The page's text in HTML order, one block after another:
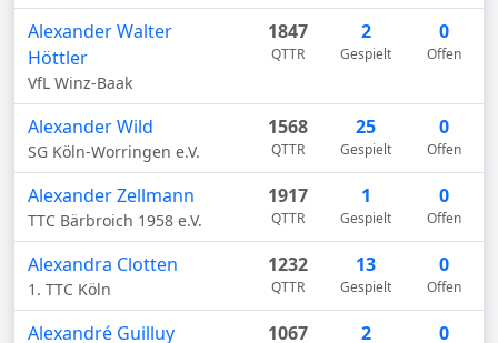
Alexander Walter
Höttler
VfL Winz-Baak
1847
QTTR
2
Gespielt
0
Offen
Alexander Wild
SG Köln-Worringen e.V.
1568
QTTR
25
Gespielt
0
Offen
Alexander Zellmann
TTC Bärbroich 1958 e.V.
1917
QTTR
1
Gespielt
0
Offen
Alexandra Clotten
1. TTC Köln
1232
QTTR
13
Gespielt
0
Offen
Alexandré Guilluy 1067 2 0